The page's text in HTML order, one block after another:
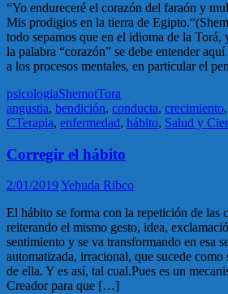
“Yo endureceré el corazón del faraón y
Mis prodigios en la tierra de
todo sepamos que en el idioma de la Torá,
la palabra “corazón” se debe entender
a los procesos mentales, en particular el
psicologiaShemotTora
angustia, bendición, conducta, crecimiento,
CTerapia, enfermedad, hábito, Salud y
Corregir el hábito
2/01/2019Yehuda Ribco
El hábito se forma con la repetición de las
reiterando el mismo gesto, idea,
sentimiento y se va transformando en esa
automatizada, irracional, que sucede
de ella. Y es así, tal cual.Pues es un
Creador para que […]